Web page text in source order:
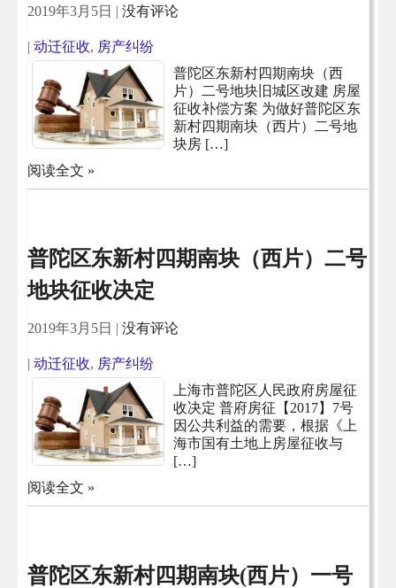
2019年3月5日 | 没有评论
| 动迁征收, 房产纠纷
普陀区东新村四期南块（西
片）二号地块旧城区改建 房屋
征收补偿方案 为做好普陀区东
新村四期南块（西片）二号地
块房 […]
阅读全文 »
普陀区东新村四期南块（西片）二号
地块征收决定
2019年3月5日 | 没有评论
| 动迁征收, 房产纠纷
上海市普陀区人民政府房屋征
收决定 普府房征【2017】7号
因公共利益的需要，根据《上
海市国有土地上房屋征收与
[…]
阅读全文 »
普陀区东新村四期南块(西片）一号